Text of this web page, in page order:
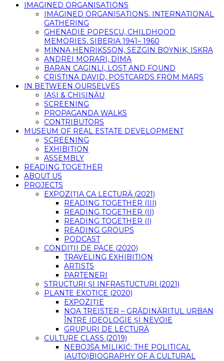
IMAGINED ORGANISATIONS
IMAGINED ORGANISATIONS. INTERNATIONAL
GATHERING
GHENADIE POPESCU, CHILDHOOD
MEMORIES. SIBERIA 1941– 1960
MINNA HENRIKSSON, SEZGIN BOYNIK, ISKRA
ANDREI MORARI, DIMA
BARAN CAGINLI, LOST AND FOUND
CRISTINA DAVID, POSTCARDS FROM MARS
IN BETWEEN OURSELVES
IAȘI & CHIȘINĂU
SCREENING
PROPAGANDA WALKS
CONTRIBUTORS
MUSEUM OF REAL ESTATE DEVELOPMENT
SCREENING
EXHIBITION
ASSEMBLY
READING TOGETHER
ABOUT US
PROJECTS
EXPOZIȚIA CA LECTURĂ (2021)
READING TOGETHER (III)
READING TOGETHER (II)
READING TOGETHER (I)
READING GROUPS
PODCAST
CONDIȚII DE PACE (2020)
TRAVELING EXHIBITION
ARTISTS
PARTENERI
STRUCTURI ȘI INFRASTUCTURI (2021)
PLANTE EXOTICE (2020)
EXPOZIȚIE
NOA TREISTER – GRĂDINĂRITUL URBAN
ÎNTRE IDEOLOGIE ȘI NEVOIE
GRUPURI DE LECTURĂ
CULTURE CLASS (2019)
NEBOJŠA MILIKIĆ: THE POLITICAL
(AUTO)BIOGRAPHY OF A CULTURAL